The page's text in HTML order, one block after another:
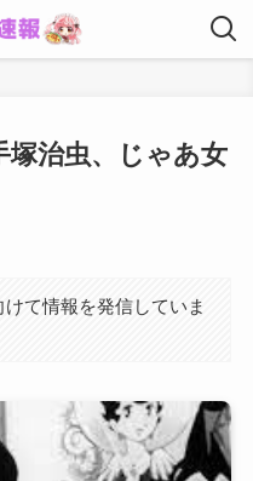
塚治虫、じゃあ女
て情報を発信していま